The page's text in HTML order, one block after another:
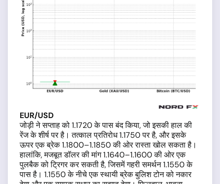
EUR/USD
जोड़ी ने सप्ताह को 1.1720 के पास बंद किया, जो इसकी हाल की
रेंज के शीर्ष पर है। तत्काल प्रतिरोध 1.1750 पर है, और इसके
ऊपर एक ब्रेक 1.1800–1.1850 की ओर रास्ता खोल सकता है।
हालांकि, मजबूत डॉलर की मांग 1.1640–1.1600 की ओर एक
पुलबैक को ट्रिगर कर सकती है, जिसमें गहरी समर्थन 1.1550 के
पास है। 1.1550 के नीचे एक स्थायी ब्रेक बुलिश टोन को नकार